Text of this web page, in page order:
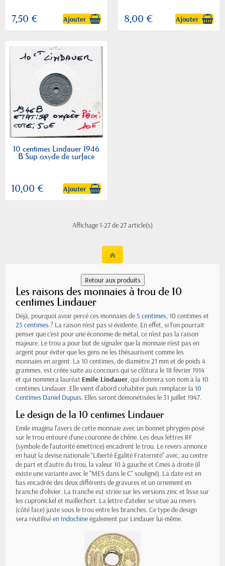
7,50 € Ajouter 8,00 € Ajouter
10 centimes Lindauer 1946
B Sup oxyde de surface
10,00 € Ajouter
Affichage 1-27 de 27 article(s)
Les raisons des monnaies à trou de 10
centimes Lindauer
Déjà, pourquoi avoir percé ces monnaies de5 centimes, 10 centimes et
25 centimes? La raison n'est pas si évidente. En effet, si l'on pourrait
penser que c'est pour une économie de métal, ce n'est pas la raison
majeure. Le trou a pour but de signaler que la monnaie n'est pas en
argent pour éviter que les gens ne les thésaurisent comme les
monnaies en argent. La 10 centimes, de diamètre 21 mm et de poids 4
grammes, est créée suite au concours qui se clôtura le 18 février 1914
et qui nommera lauréat Emile Lindauer, qui donnera son nom à la 10
centimes Lindauer. Elle vient d'abord cohabiter puis remplacer la10
Centimes Daniel Dupuis. Elles seront démonétisées le 31 juillet 1947.
Le design de la 10 centimes Lindauer
Emile imagina l'avers de cette monnaie avec un bonnet phrygien posé
sur le trou entouré d'une couronne de chêne. Les deux lettres RF
(symbole de l'autorité émettrice) encadrent le trou. Le revers annonce
en haut la devise nationale "Liberté Égalité Fraternité" avec, au centre
de part et d'autre du trou, la valeur 10 à gauche et Cmes à droite (il
existe une variante avec le "MES dans le C" souligné). La date est en
bas encadrée des deux différents de gravures et un ornement en
branche d'olivier. La tranche est striée sur les versions zinc et lisse sur
les cupronickel et maillechort. La lettre d'atelier se situe au revers
(côté face) juste sous le trou entre les branches. Ce type de design
sera réutiliséen Indochineégalement par Lindauer lui-même.